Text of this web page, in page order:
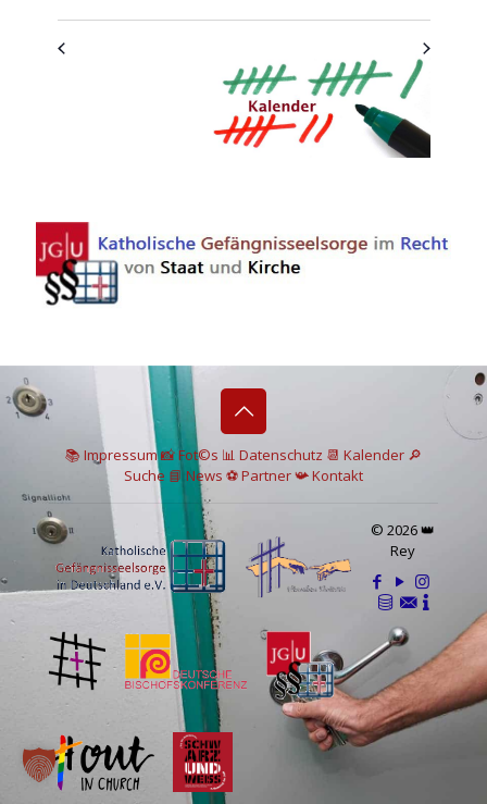
📚 Impressum📸Fot©s 📊 Datenschutz 📆 Kalender 🔎
Suche 📘 News ⚽Partner📯Kontakt
© 2026 👑
Rey